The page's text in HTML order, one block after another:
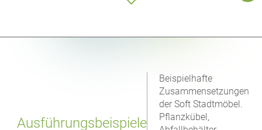
Ausführungsbeispiele
Beispielhafte
Zusammensetzungen
der Soft Stadtmöbel.
Pflanzkübel,